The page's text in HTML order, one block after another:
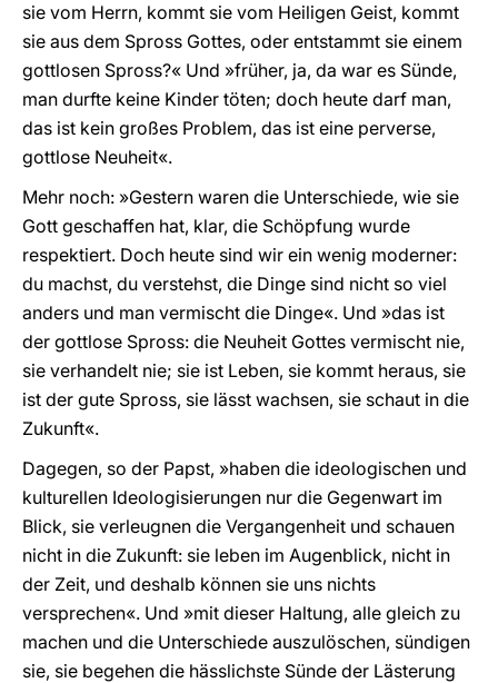
sie vom Herrn, kommt sie vom Heiligen Geist, kommt
sie aus dem Spross Gottes, oder entstammt sie einem
gottlosen Spross?« Und »früher, ja, da war es Sünde,
man durfte keine Kinder töten; doch heute darf man,
das ist kein großes Problem, das ist eine perverse,
gottlose Neuheit«.
Mehr noch: »Gestern waren die Unterschiede, wie sie
Gott geschaffen hat, klar, die Schöpfung wurde
respektiert. Doch heute sind wir ein wenig moderner:
du machst, du verstehst, die Dinge sind nicht so viel
anders und man vermischt die Dinge«. Und »das ist
der gottlose Spross: die Neuheit Gottes vermischt nie,
sie verhandelt nie; sie ist Leben, sie kommt heraus, sie
ist der gute Spross, sie lässt wachsen, sie schaut in die
Zukunft«.
Dagegen, so der Papst, »haben die ideologischen und
kulturellen Ideologisierungen nur die Gegenwart im
Blick, sie verleugnen die Vergangenheit und schauen
nicht in die Zukunft: sie leben im Augenblick, nicht in
der Zeit, und deshalb können sie uns nichts
versprechen«. Und »mit dieser Haltung, alle gleich zu
machen und die Unterschiede auszulöschen, sündigen
sie, sie begehen die hässlichste Sünde der Lästerung